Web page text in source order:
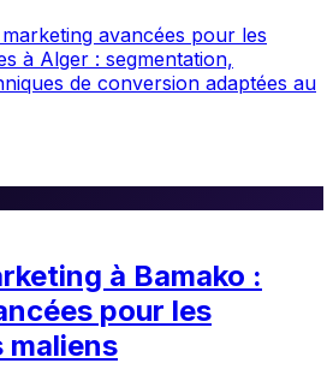
avancées pour les
à Alger : segmentation,
de conversion adaptées au
à Bamako :
pour les
maliens